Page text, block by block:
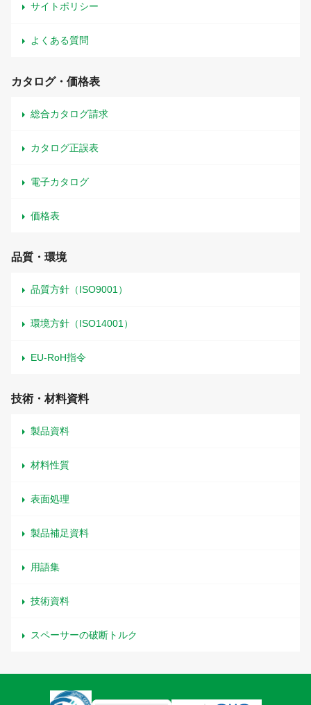
サイトポリシー
よくある質問
カタログ・価格表
総合カタログ請求
カタログ正誤表
電子カタログ
価格表
品質・環境
品質方針（ISO9001）
環境方針（ISO14001）
EU-RoH指令
技術・材料資料
製品資料
材料性質
表面処理
製品補足資料
用語集
技術資料
スペーサーの破断トルク